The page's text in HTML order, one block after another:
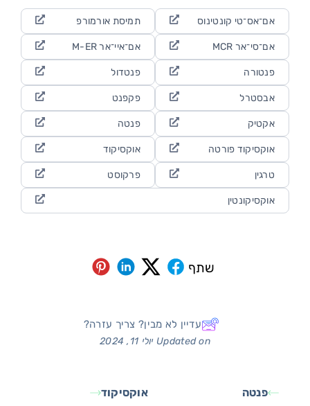
אם־אס־טי קונטינוס תמיסת אורמורפ
אם־סי־אר MCR אם־איי־אר M-ER
פנטורה פנטדול
אבסטרל פקפנט
אקטיק פנטה
אוקסיקוד פורטה אוקסיקוד
טרגין פרקוסט
אוקסיקונטין
שתף
עדיין לא מבין? צריך עזרה?
Updated on יולי 11, 2024
פנטה אוקסיקוד